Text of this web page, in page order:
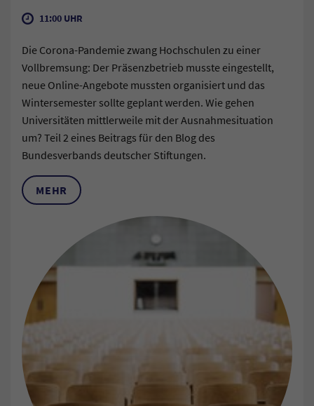
11:00 UHR
Die Corona-Pandemie zwang Hochschulen zu einer
Vollbremsung: Der Präsenzbetrieb musste eingestellt,
neue Online-Angebote mussten organisiert und das
Wintersemester sollte geplant werden. Wie gehen
Universitäten mittlerweile mit der Ausnahmesituation
um? Teil 2 eines Beitrags für den Blog des
Bundesverbands deutscher Stiftungen.
MEHR